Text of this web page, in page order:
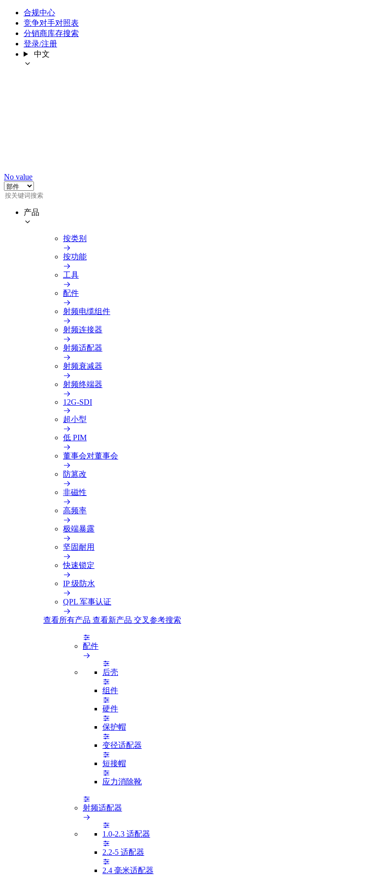
合规中心
竞争对手对照表
分销商库存搜索
登录/注册
中文
No value
产品
按类别
按功能
工具
配件
射频电缆组件
射频连接器
射频适配器
射频衰减器
射频终端器
12G-SDI
超小型
低 PIM
董事会对董事会
防篡改
非磁性
高频率
极端暴露
坚固耐用
快速锁定
IP 级防水
QPL 军事认证
查看所有产品 查看新产品 交叉参考搜索
配件
后壳
组件
硬件
保护帽
变径适配器
短接帽
应力消除靴
射频适配器
1.0-2.3 适配器
2.2-5 适配器
2.4 毫米适配器